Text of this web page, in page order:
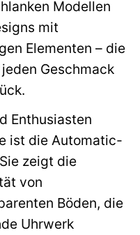
Modellen
mit
Elementen – die
Geschmack
Enthusiasten
ist die Automatic-
zeigt die
von
Böden, die
Uhrwerk